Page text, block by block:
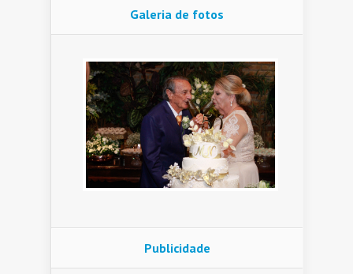
Galeria de fotos
Publicidade